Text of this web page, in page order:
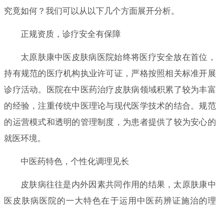
究竟如何？我们可以从以下几个方面展开分析。
正规资质，诊疗安全有保障
太原肤康中医皮肤病医院始终将医疗安全放在首位，
持有规范的医疗机构执业许可证，严格按照相关标准开展
诊疗活动。医院在中医药治疗皮肤病领域积累了较为丰富
的经验，注重传统中医理论与现代医学技术的结合。规范
的运营模式和透明的管理制度，为患者提供了较为安心的
就医环境。
中医药特色，个性化调理见长
皮肤病往往是内外因素共同作用的结果，太原肤康中
医皮肤病医院的一大特色在于运用中医药辨证施治的理